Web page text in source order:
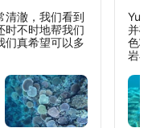
清澈，我们看到
时不时地帮我们
们真希望可以多
Yuki
并确
色壮
岩石
至如